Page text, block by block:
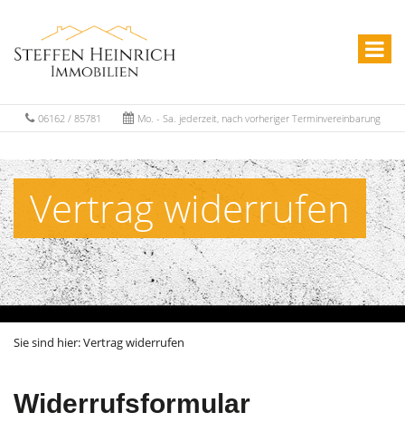
06162 / 85781 Mo. - Sa. jederzeit, nach vorheriger Terminvereinbarung
Vertrag widerrufen
Sie sind hier:Vertrag widerrufen
Widerrufsformular